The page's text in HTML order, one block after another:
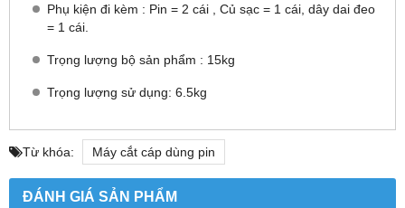
Phụ kiện đi kèm : Pin = 2 cái , Củ sạc = 1 cái, dây dai đeo
= 1 cái.
Trọng lượng bộ sản phẩm : 15kg
Trọng lượng sử dụng: 6.5kg
Từ khóa: Máy cắt cáp dùng pin
ĐÁNH GIÁ SẢN PHẨM